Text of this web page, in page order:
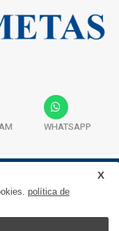
WHATSAPP
Sala 302, Centro
1620
política de